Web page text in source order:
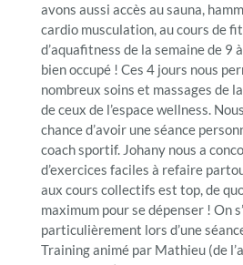
avons aussi accès au sauna,
cardio musculation, au cours de
d’aquafitness de la semaine de 9
bien occupé ! Ces 4 jours nous
nombreux soins et massages de
de ceux de l’espace wellness.
chance d’avoir une séance
coach sportif. Johany nous a
d’exercices faciles à refaire
aux cours collectifs est top, de
maximum pour se dépenser ! On
particulièrement lors d’une
Training animé par Mathieu (de